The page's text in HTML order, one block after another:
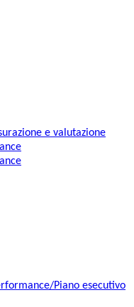
e valutazione
Piano esecutivo